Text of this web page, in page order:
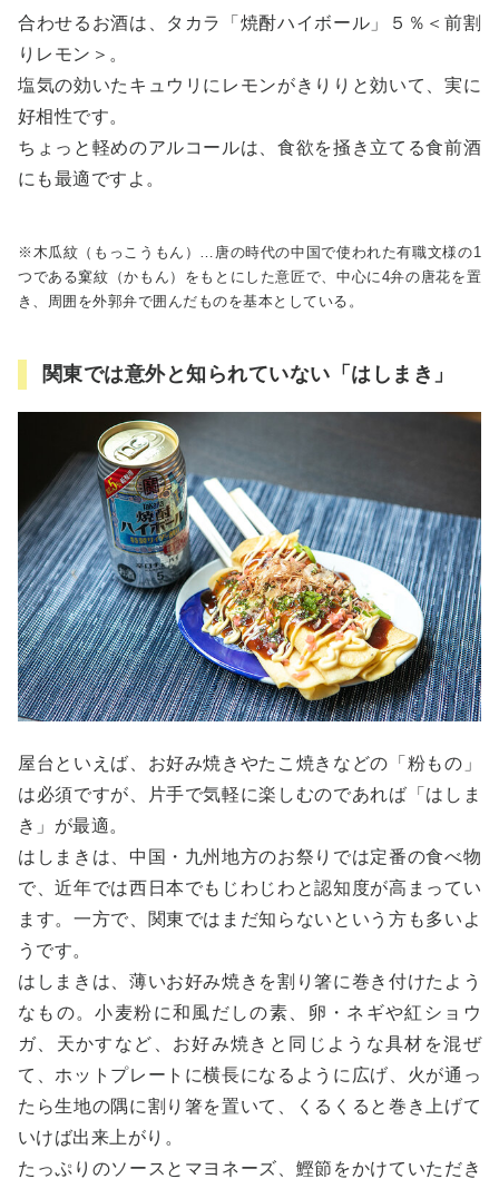
合わせるお酒は、タカラ「焼酎ハイボール」５％＜前割
りレモン＞。
塩気の効いたキュウリにレモンがきりりと効いて、実に
好相性です。
ちょっと軽めのアルコールは、食欲を掻き立てる食前酒
にも最適ですよ。
※木瓜紋（もっこうもん）…唐の時代の中国で使われた有職文様の1
つである窠紋（かもん）をもとにした意匠で、中心に4弁の唐花を置
き、周囲を外郭弁で囲んだものを基本としている。
関東では意外と知られていない「はしまき」
屋台といえば、お好み焼きやたこ焼きなどの「粉もの」
は必須ですが、片手で気軽に楽しむのであれば「はしま
き」が最適。
はしまきは、中国・九州地方のお祭りでは定番の食べ物
で、近年では西日本でもじわじわと認知度が高まってい
ます。一方で、関東ではまだ知らないという方も多いよ
うです。
はしまきは、薄いお好み焼きを割り箸に巻き付けたよう
なもの。小麦粉に和風だしの素、卵・ネギや紅ショウ
ガ、天かすなど、お好み焼きと同じような具材を混ぜ
て、ホットプレートに横長になるように広げ、火が通っ
たら生地の隅に割り箸を置いて、くるくると巻き上げて
いけば出来上がり。
たっぷりのソースとマヨネーズ、鰹節をかけていただき